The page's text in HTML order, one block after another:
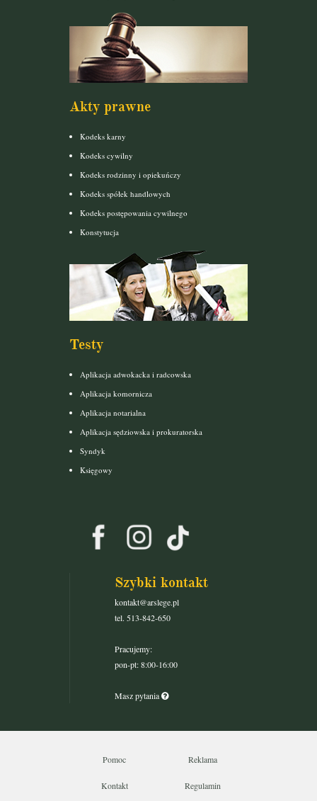
Akty prawne
Kodeks karny
Kodeks cywilny
Kodeks rodzinny i opiekuńczy
Kodeks spółek handlowych
Kodeks postępowania cywilnego
Konstytucja
Testy
Aplikacja adwokacka i radcowska
Aplikacja komornicza
Aplikacja notarialna
Aplikacja sędziowska i prokuratorska
Syndyk
Księgowy
Szybki kontakt
kontakt@arslege.pl
tel. 513-842-650
Pracujemy:
pon-pt: 8:00-16:00
Masz pytania
Pomoc Reklama
Kontakt Regulamin